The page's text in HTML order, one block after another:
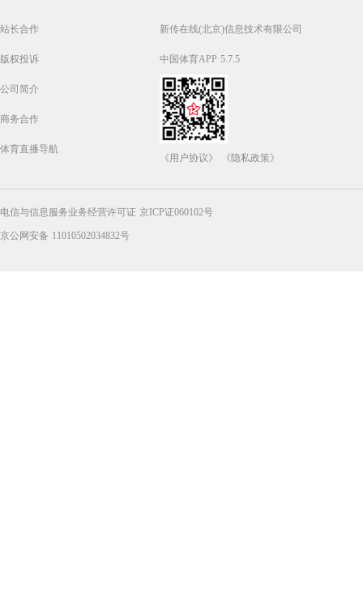
站长合作
版权投诉
公司简介
商务合作
体育直播导航
新传在线(北京)信息技术有限公司
中国体育APP 5.7.5
《用户协议》 《隐私政策》
电信与信息服务业务经营许可证 京ICP证060102号
京公网安备 11010502034832号